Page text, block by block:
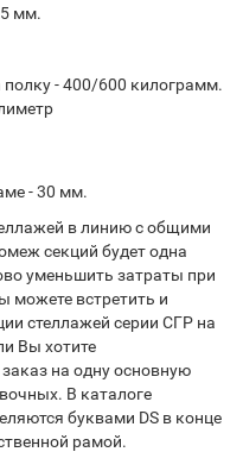
мм.
- 400/600 килограмм.
- 30 мм.
в линию с общими
секций будет одна
уменьшить затраты при
можете встретить и
стеллажей серии СГР на
Вы хотите
на одну основную
В каталоге
буквами DS в конце
рамой.